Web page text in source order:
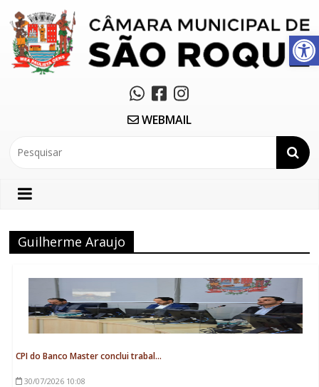
Abrir a barra de ferramentas
WEBMAIL
Guilherme Araujo
CPI do Banco Master conclui trabal...
30/07/2026 10:08